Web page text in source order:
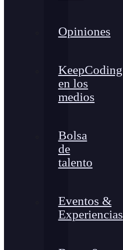
Opiniones
KeepCoding
en los
medios
Bolsa
de
talento
Eventos &
Experiencias